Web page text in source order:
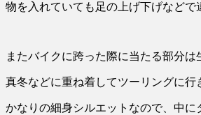
物を入れていても足の上げ下げなどで
またバイクに跨った際に当たる部分
真冬などに重ね着してツーリングに行
かなりの細身シルエットなので、中に